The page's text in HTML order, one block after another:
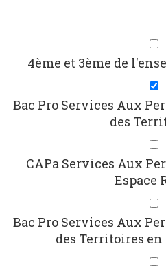
4ème et 3ème de
Bac Pro Services Aux
des
CAPa Services Aux
Espace
Bac Pro Services Aux
des Territoires